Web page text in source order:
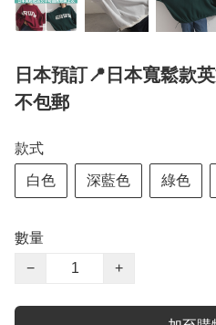
日本預訂📍日本寬鬆款
不包郵
款式
白色 深藍色 綠色
數量
−
+